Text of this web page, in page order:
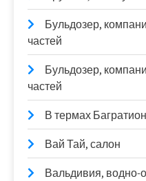
Бульдозер,
частей
Бульдозер,
частей
В термах
Вай Тай, салон
Вальдивия, водно-